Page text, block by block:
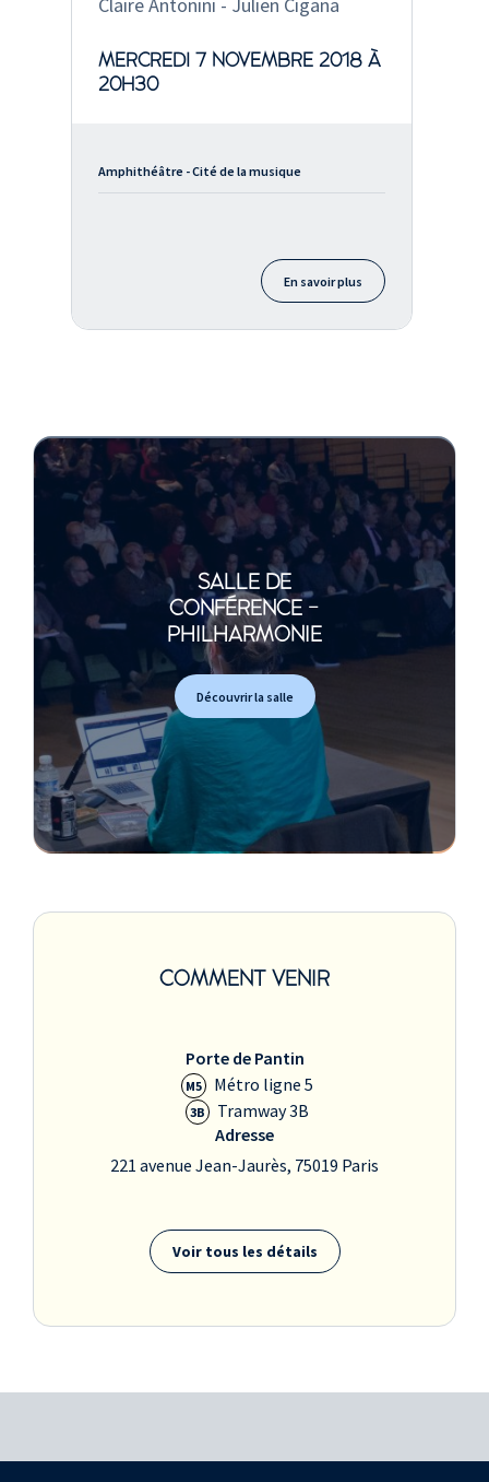
Claire Antonini - Julien Cigana
MERCREDI 7 NOVEMBRE 2018 À
20H30
Amphithéâtre - Cité de la musique
En savoir plus
SALLE DE
CONFÉRENCE -
PHILHARMONIE
Découvrir la salle
COMMENT VENIR
Porte de Pantin
M5 Métro ligne 5
3B
Tramway 3B
Adresse
221 avenue Jean-Jaurès, 75019 Paris
Voir tous les détails